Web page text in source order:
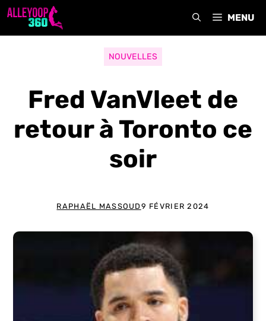
Aller
MENU
NOUVELLES
Fred VanVleet de
retour à Toronto ce
soir
RAPHAËL MASSOUD 9 FÉVRIER 2024